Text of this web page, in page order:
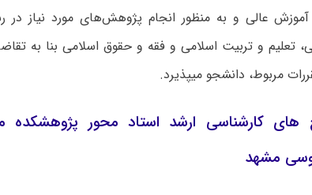
عالی و به منظور انجام پژوهش‌های مورد نیاز در
تعلیم و تربیت اسلامی و فقه و حقوق اسلامی بنا به
مربوط، دانشجو میپذیرد.
مشهد